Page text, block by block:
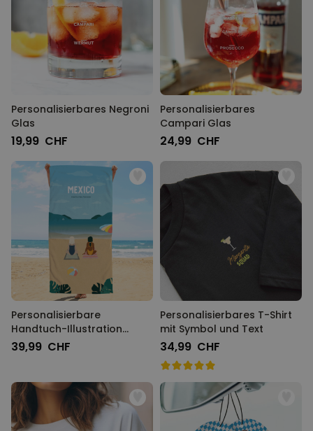
Personalisierbares Negroni
Glas
19,99 CHF
Personalisierbares
Campari Glas
24,99 CHF
Personalisierbare
Handtuch-Illustration
Freundinnen Strand
39,99 CHF
Personalisierbares T-Shirt
mit Symbol und Text
34,99 CHF